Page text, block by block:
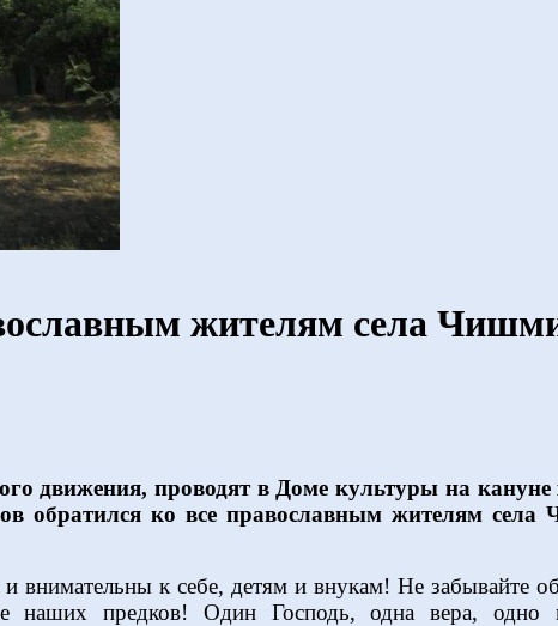
жителям села
движения, проводят в Доме культуры на
обратился ко все православным жителям
внимательны к себе, детям и внукам! Не забывайте
наших предков! Один Господь, одна вера,